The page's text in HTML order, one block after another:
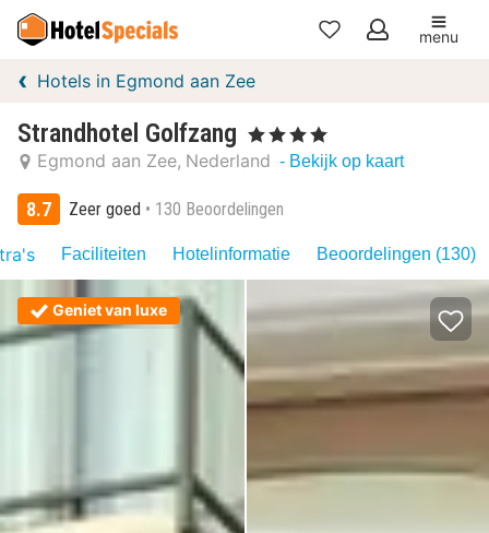
Mijn
menu
Hotels in Egmond aan Zee
Strandhotel Golfzang , 4 Sterren
Egmond aan Zee Nederland - Bekijk op kaart
8.7 Zeer goed 130 Beoordelingen
Faciliteiten Hotelinformatie Beoordelingen (130)
Geniet van luxe